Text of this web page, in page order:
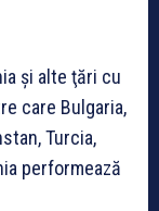
şi alte ţări cu
care Bulgaria,
Turcia,
performează